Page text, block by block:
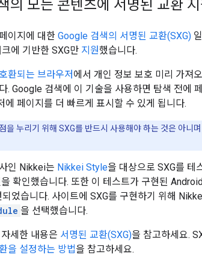
의 모든 콘텐츠에 서명된 교환
이지에 대한 Google 검색의 서명된 교환(SXG)
에 기반한 SXG만 지원했습니다.
환되는 브라우저 에서 개인 정보 보호 미리 가져
. Google 검색에 이 기술을 사용하면 탐색 전에
에 페이지를 더 빠르게 표시할 수 있게 됩니다.
을 누리기 위해 SXG를 반드시 사용해야 하는 것은 아니
인 Nikkei는 Nikkei Style을 대상으로 SXG를 테
확인했습니다. 또한 이 테스트가 구현된
었습니다. 사이트에 SXG를 구현하기 위해
을 선택했습니다.
세한 내용은 서명된 교환(SXG)을 참고하세요.
을 설정하는 방법을 참고하세요.